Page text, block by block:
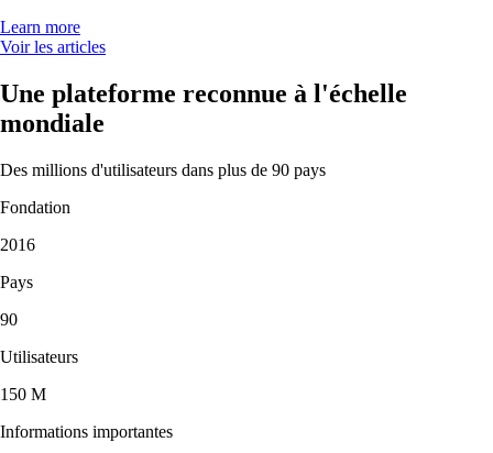
Learn more
Voir les articles
Une plateforme reconnue à l'échelle
mondiale
Des millions d'utilisateurs dans plus de 90 pays
Fondation
2016
Pays
90
Utilisateurs
150 M
Informations importantes